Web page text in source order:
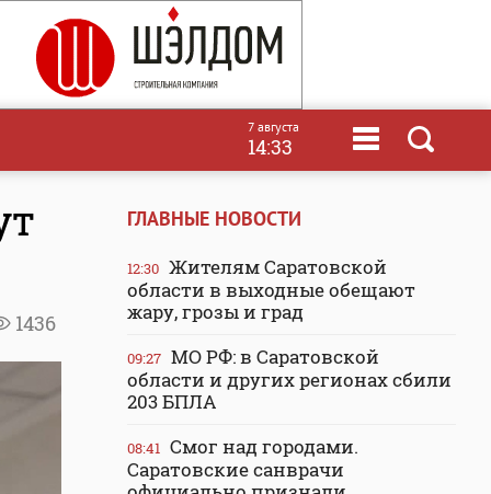
7 августа
14:33
1436
ГЛАВНЫЕ НОВОСТИ
12:30 Жителям Саратовской
области в выходные обещают
жару, грозы и град
09:27 МО РФ: в Саратовской
области и других регионах сбили
203 БПЛА
08:41 Смог над городами.
Саратовские санврачи